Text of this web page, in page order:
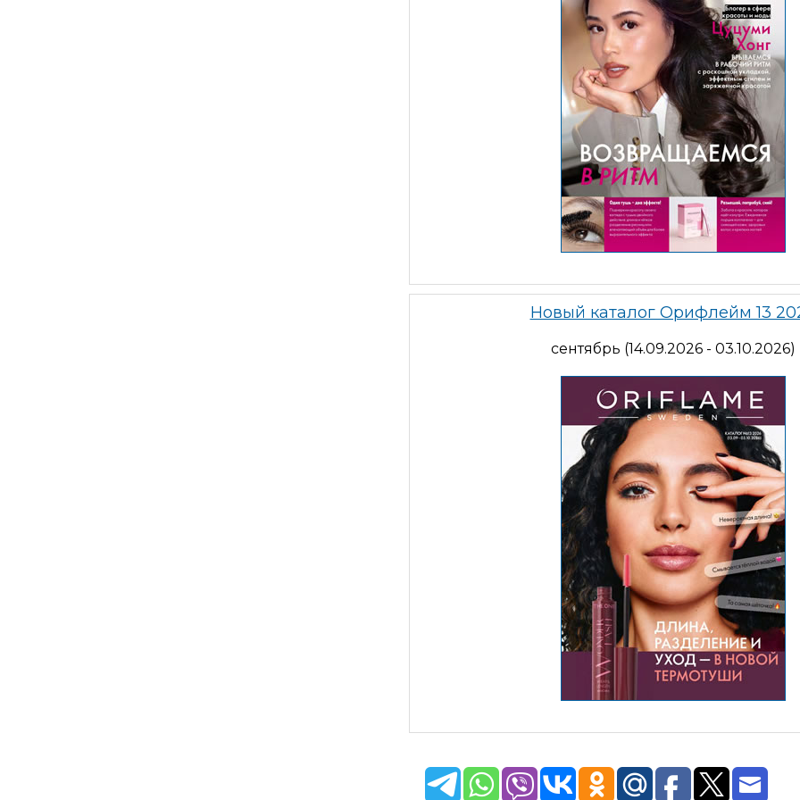
Новый каталог Орифлейм 13
сентябрь (14.09.2026 - 03.10.2026)